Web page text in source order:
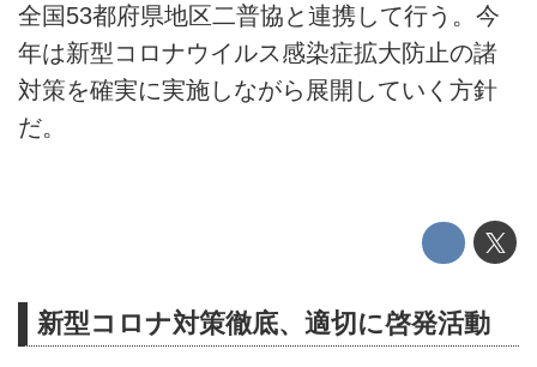
全国53都府県地区二普協と連携して行う。今
年は新型コロナウイルス感染症拡大防止の諸
対策を確実に実施しながら展開していく方針
だ。
新型コロナ対策徹底、適切に啓発活動